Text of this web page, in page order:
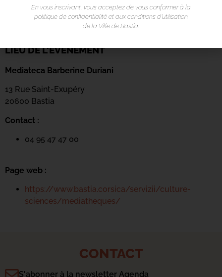
LIEU DE L'ÉVÉNEMENT
Mediateca Barberine Duriani
13 Rue Saint-Exupéry
20600 Bastia
Contact :
04 95 47 47 00
Page web :
https://www.bastia.corsica/servizii/culture-
sciences/mediatheques/
CONTACT
S'abonner à la newsletter Agenda
En vous inscrivant, vous acceptez de vous conformer à la
politique de confidentialité et aux conditions d’utilisation
de la Ville de Bastia.